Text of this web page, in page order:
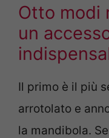
Otto modi
un
Il primo è il più
arrotolato e
la mandibola.